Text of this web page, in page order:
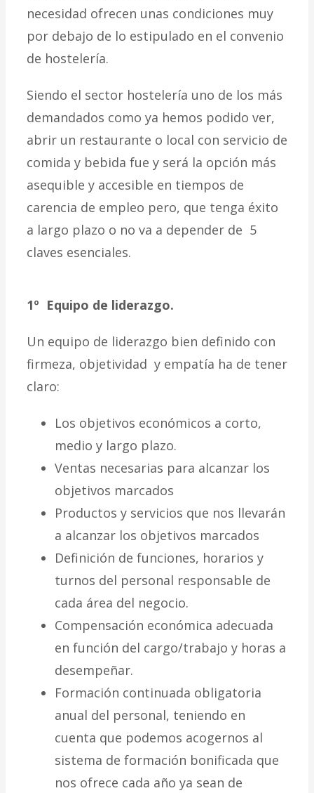
necesidad ofrecen unas condiciones muy
por debajo de lo estipulado en el convenio
de hostelería.
Siendo el sector hostelería uno de los más
demandados como ya hemos podido ver,
abrir un restaurante o local con servicio de
comida y bebida fue y será la opción más
asequible y accesible en tiempos de
carencia de empleo pero, que tenga éxito
a largo plazo o no va a depender de 5
claves esenciales.
1º Equipo de liderazgo.
Un equipo de liderazgo bien definido con
firmeza, objetividad y empatía ha de tener
claro:
Los objetivos económicos a corto,
medio y largo plazo.
Ventas necesarias para alcanzar los
objetivos marcados
Productos y servicios que nos llevarán
a alcanzar los objetivos marcados
Definición de funciones, horarios y
turnos del personal responsable de
cada área del negocio.
Compensación económica adecuada
en función del cargo/trabajo y horas a
desempeñar.
Formación continuada obligatoria
anual del personal, teniendo en
cuenta que podemos acogernos al
sistema de formación bonificada que
nos ofrece cada año ya sean de